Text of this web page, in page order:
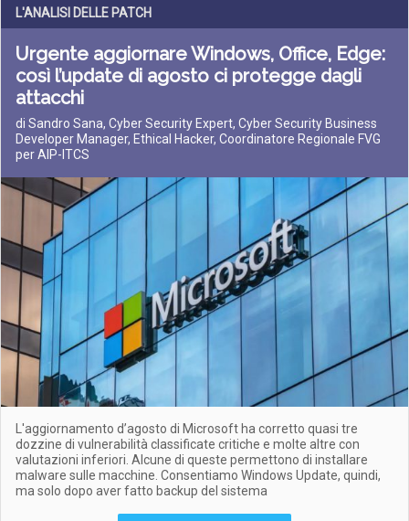
L'ANALISI DELLE PATCH
Urgente aggiornare Windows, Office, Edge:
così l’update di agosto ci protegge dagli
attacchi
di Sandro Sana, Cyber Security Expert, Cyber Security Business
Developer Manager, Ethical Hacker, Coordinatore Regionale FVG
per AIP-ITCS
L'aggiornamento d’agosto di Microsoft ha corretto quasi tre
dozzine di vulnerabilità classificate critiche e molte altre con
valutazioni inferiori. Alcune di queste permettono di installare
malware sulle macchine. Consentiamo Windows Update, quindi,
ma solo dopo aver fatto backup del sistema